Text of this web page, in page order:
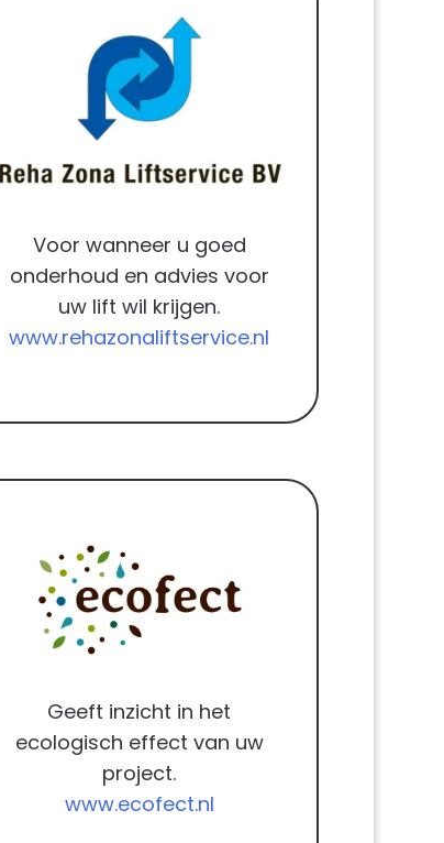
Voor wanneer u goed
onderhoud en advies voor
uw lift wil krijgen.
www.rehazonaliftservice.nl
Geeft inzicht in het
ecologisch effect van uw
project.
www.ecofect.nl